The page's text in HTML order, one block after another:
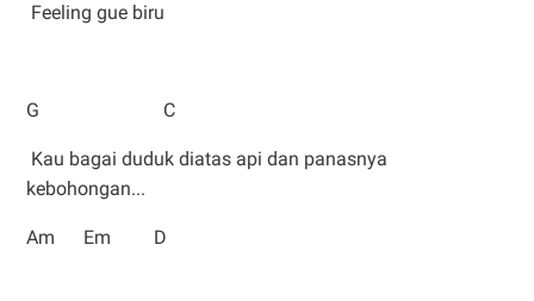
Feeling gue biru
G C
Kau bagai duduk diatas api dan panasnya
kebohongan...
Am Em D